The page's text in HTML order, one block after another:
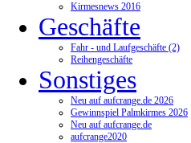
Kirmesnews 2016
Geschäfte
Fahr - und Laufgeschäfte (2)
Reihengeschäfte
Sonstiges
Neu auf aufcrange.de 2026
Gewinnspiel Palmkirmes 2026
Neu auf aufcrange.de
aufcrange2020